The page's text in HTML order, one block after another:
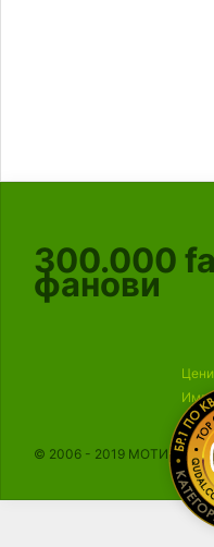
300.000
фанови
© 2006 - 2019 МОТИКА,